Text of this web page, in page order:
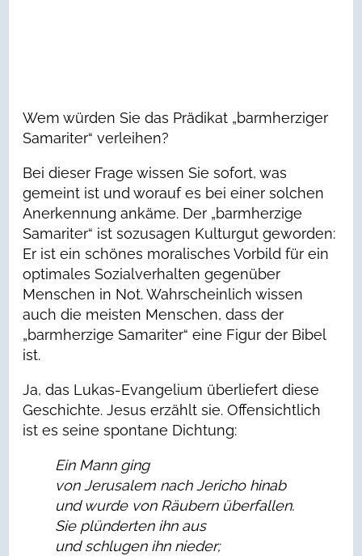
Wem würden Sie das Prädikat „barmherziger
Samariter“ verleihen?
Bei dieser Frage wissen Sie sofort, was
gemeint ist und worauf es bei einer solchen
Anerkennung ankäme. Der „barmherzige
Samariter“ ist sozusagen Kulturgut geworden:
Er ist ein schönes moralisches Vorbild für ein
optimales Sozialverhalten gegenüber
Menschen in Not. Wahrscheinlich wissen
auch die meisten Menschen, dass der
„barmherzige Samariter“ eine Figur der Bibel
ist.
Ja, das Lukas-Evangelium überliefert diese
Geschichte. Jesus erzählt sie. Offensichtlich
ist es seine spontane Dichtung:
Ein Mann ging
von Jerusalem nach Jericho hinab
und wurde von Räubern überfallen.
Sie plünderten ihn aus
und schlugen ihn nieder;